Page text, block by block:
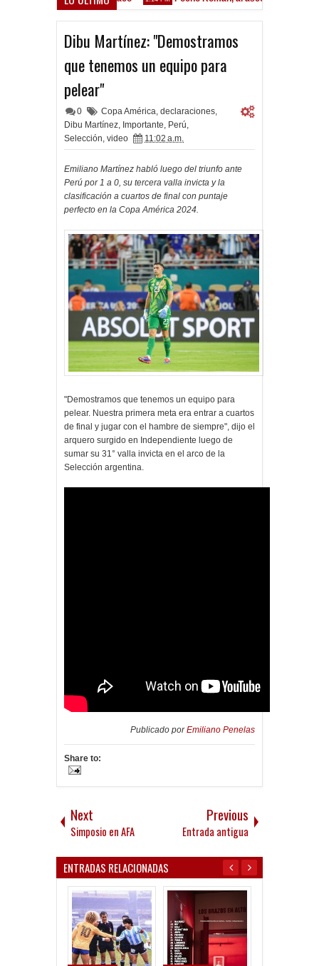
Dibu Martínez: "Demostramos
que tenemos un equipo para
pelear"
0 Copa América, declaraciones,
Dibu Martínez, Importante, Perú,
Selección, video 11:02 a.m.
Emiliano Martínez habló luego del triunfo ante
Perú por 1 a 0, su tercera valla invicta y la
clasificación a cuartos de final con puntaje
perfecto en la Copa América 2024.
"Demostramos que tenemos un equipo para
pelear. Nuestra primera meta era entrar a cuartos
de final y jugar con el hambre de siempre", dijo el
arquero surgido en Independiente luego de
sumar su 31° valla invicta en el arco de la
Selección argentina.
Publicado porEmiliano Penelas
Share to:
Next
Simposio en AFA
Previous
Entrada antigua
ENTRADAS RELACIONADAS